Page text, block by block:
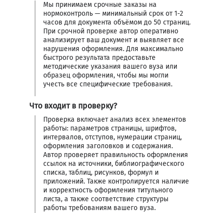
Мы принимаем срочные заказы на
нормоконтроль — минимальный срок от 1-2
часов для документа объёмом до 50 страниц.
При срочной проверке автор оперативно
анализирует ваш документ и выявляет все
нарушения оформления. Для максимально
быстрого результата предоставьте
методические указания вашего вуза или
образец оформления, чтобы мы могли
учесть все специфические требования.
Что входит в проверку?
Проверка включает анализ всех элементов
работы: параметров страницы, шрифтов,
интервалов, отступов, нумерации страниц,
оформления заголовков и содержания.
Автор проверяет правильность оформления
ссылок на источники, библиографического
списка, таблиц, рисунков, формул и
приложений. Также контролируется наличие
и корректность оформления титульного
листа, а также соответствие структуры
работы требованиям вашего вуза.